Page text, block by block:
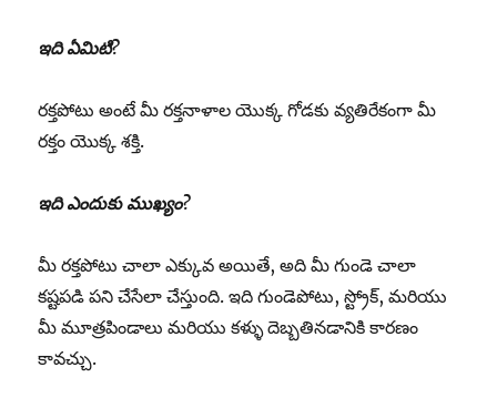
ఇది ఏమిటి?
రక్తపోటు అంటే మీ రక్తనాళాల యెుక్క గోడకు వ్యతిరేకంగా మీ
రక్తం యొక్క శక్తి.
ఇది ఎందుకు ముఖ్యం?
మీ రక్తపోటు చాలా ఎక్కువ అయితే, అది మీ గుండె చాలా
కష్టపడి పని చేసేలా చేస్తుంది. ఇది గుండెపోటు, స్ట్రోక్, మరియు
మీ మూత్రపిండాలు మరియు కళ్ళు దెబ్బతినడానికి కారణం
కావచ్చు.